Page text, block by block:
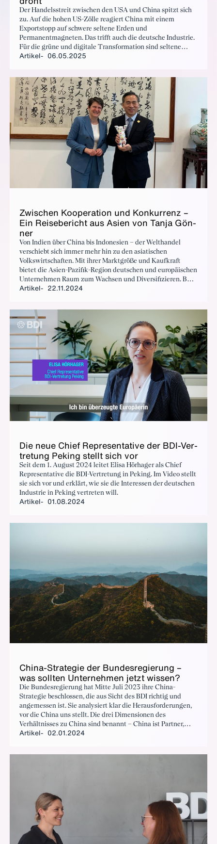
Der Handelsstreit zwischen den USA und China spitzt sich
zu. Auf die hohen US-Zölle reagiert China mit einem
Exportstopp auf schwere seltene Erden und
Permanentmagneten. Das trifft auch die deutsche Industrie.
Für die grüne und digitale Transformation sind seltene
Erden unerlässlich. Wir haben bei unserem Rohstoffexperten
Bundesregierung jetzt noch wichtige Rohstoffe sichern
kann.
Artikel 06.05.2025
Zwi­schen Ko­ope­ra­ti­on und Kon­kur­renz –
Ein Rei­se­be­richt aus Asi­en von Tan­ja Gön­
ner
Von Indien über China bis Indonesien – der Welthandel
verschiebt sich immer mehr hin zu den asiatischen
Volkswirtschaften. Mit ihrer Marktgröße und Kaufkraft
bietet die Asien-Pazifik-Region deutschen und europäischen
Unternehmen Raum zum Wachsen und Diversifizieren. BDI-
Hauptgeschäftsführerin Tanja Gönner war vor Ort. In China
Herausforderungen in der Zusammenarbeit und Lösungen
für ein Level-Playing-Field an. Wir waren mit Kamera dabei.
Artikel 22.11.2024
Die neue Chief Re­pre­sen­ta­ti­ve der BDI-Ver­
tre­tung Pe­king stellt sich vor
Seit dem 1. August 2024 leitet Elisa Hörhager als Chief
Representative die BDI-Vertretung in Peking. Im Video stellt
sie sich vor und erklärt, wie sie die Interessen der deutschen
Industrie in Peking vertreten will.
Artikel 01.08.2024
Chi­na-Stra­te­gie der Bun­des­re­gie­rung –
was soll­ten Un­ter­neh­men jetzt wis­sen?
Die Bundesregierung hat Mitte Juli 2023 ihre China-
Strategie beschlossen, die aus Sicht des BDI richtig und
angemessen ist. Sie analysiert klar die Herausforderungen,
vor die China uns stellt. Die drei Dimensionen des
Verhältnisses zu China sind benannt – China ist Partner,
Wettbewerber und systemischer Rivale. Politik, Wirtschaft
Artikel 02.01.2024